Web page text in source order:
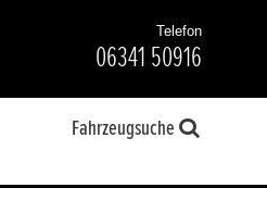
Telefon
06341 50916
Fahrzeugsuche